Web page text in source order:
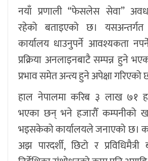
नयाँ प्रणाली “फेसलेस सेवा”
रहेको बताइएको छ। यसअन्तर्गत
कार्यालय धाउनुपर्ने आवश्यकता
प्रक्रिया अनलाइनबाटै सम्पन्न हुने
प्रभाव समेत अन्त्य हुने अपेक्षा गरिएको
हाल नेपालमा करिब ३ लाख ७१
भएका छन् भने हजारौँ कम्पनीको
भइसकेको कार्यालयले जनाएको छ।
अझ पारदर्शी, छिटो र